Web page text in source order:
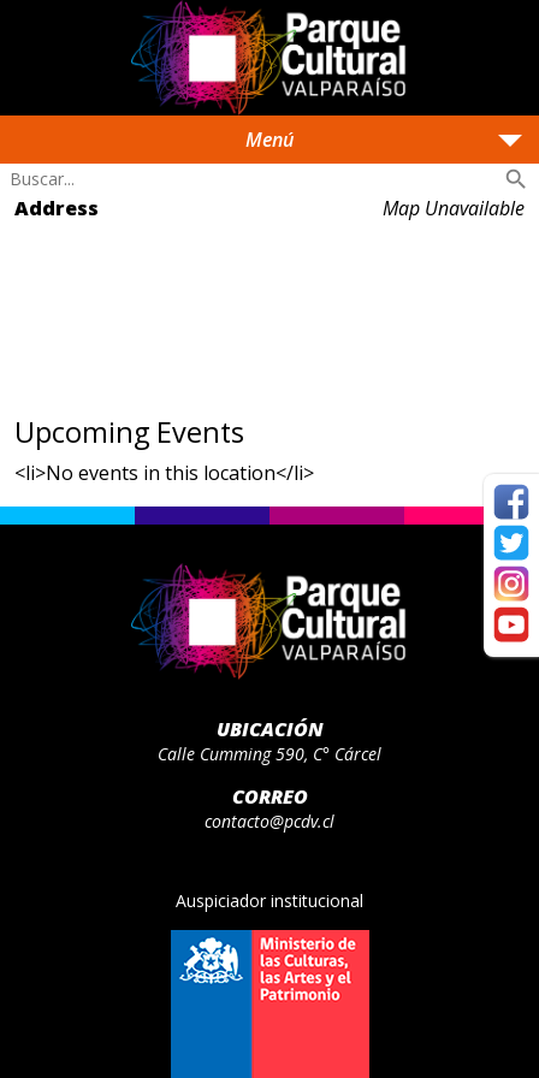
Menú arrow_drop_down
search
Map Unavailable
Address
Upcoming Events
<li>No events in this location</li>
UBICACIÓN
Calle Cumming 590, C° Cárcel
CORREO
contacto@pcdv.cl
Auspiciador institucional